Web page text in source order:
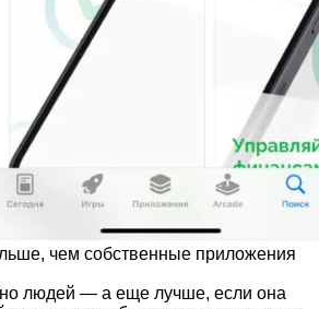
чем собственные приложения
людей — а еще лучше, если она